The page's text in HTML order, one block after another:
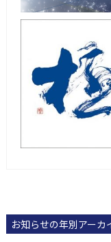
お知らせの年別アーカ